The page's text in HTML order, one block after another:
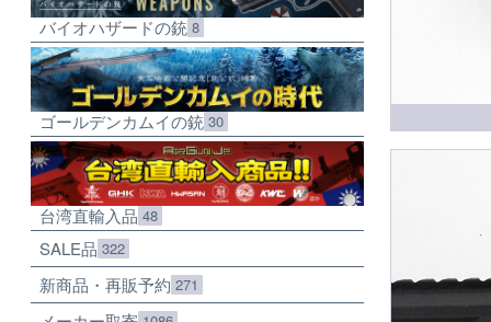
バイオハザードの銃 8
ゴールデンカムイの銃 30
台湾直輸入品 48
SALE品 322
新商品・再販予約 271